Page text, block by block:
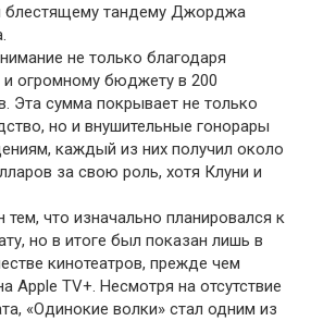
блестящему тандему Джорджа
не только благодаря
и огромному бюджету в 200
Эта сумма покрывает не только
но и внушительные гонорары
каждый из них получил около
за свою роль, хотя Клуни и
что изначально планировался к
но в итоге был показан лишь в
кинотеатров, прежде чем
Apple TV+. Несмотря на отсутствие
«Одинокие волки» стал одним из